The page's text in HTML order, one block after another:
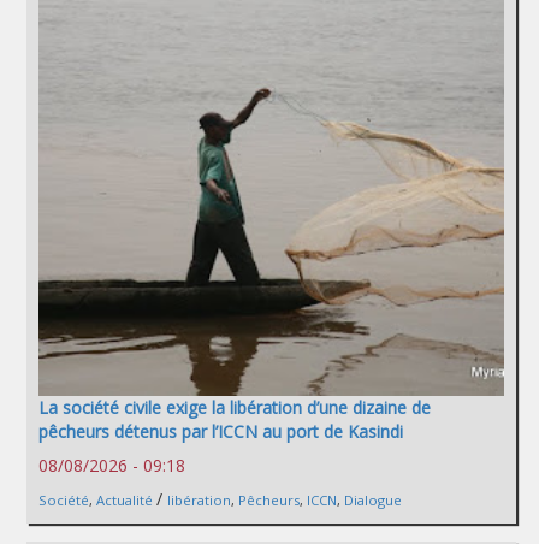
La société civile exige la libération d’une dizaine de
pêcheurs détenus par l’ICCN au port de Kasindi
08/08/2026 - 09:18
Société, Actualité / libération, Pêcheurs, ICCN, Dialogue